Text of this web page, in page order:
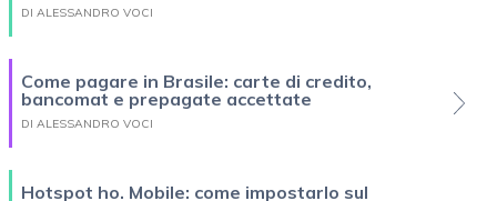
DI ALESSANDRO VOCI
Come pagare in Brasile: carte di credito,
bancomat e prepagate accettate
DI ALESSANDRO VOCI
Hotspot ho. Mobile: come impostarlo sul